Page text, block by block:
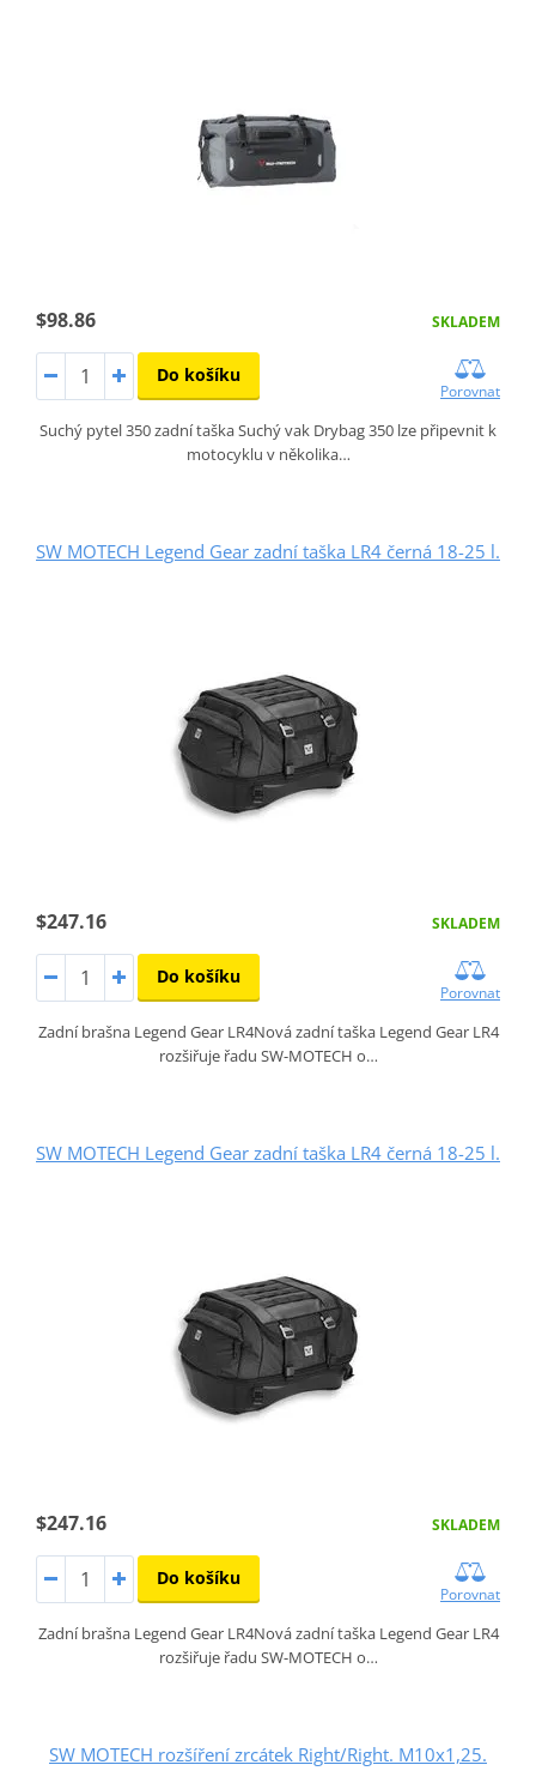
$98.86 SKLADEM
Do košíku
Porovnat
Suchý pytel 350 zadní taška Suchý vak Drybag 350 lze připevnit k
motocyklu v několika…
SW MOTECH Legend Gear zadní taška LR4 černá 18-25 l.
$247.16 SKLADEM
Do košíku
Porovnat
Zadní brašna Legend Gear LR4Nová zadní taška Legend Gear LR4
rozšiřuje řadu SW-MOTECH o…
SW MOTECH Legend Gear zadní taška LR4 černá 18-25 l.
$247.16 SKLADEM
Do košíku
Porovnat
Zadní brašna Legend Gear LR4Nová zadní taška Legend Gear LR4
rozšiřuje řadu SW-MOTECH o…
SW MOTECH rozšíření zrcátek Right/Right. M10x1,25.